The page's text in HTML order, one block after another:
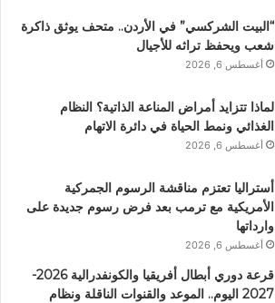
“البيت الشركسي” في الأردن.. متحف يوثق ذاكرة
شعب ويحفظ تراثه للأجيال
أغسطس 6, 2026
لماذا تتزايد أمراض المناعة الذاتية؟ النظام
الغذائي ونمط الحياة في دائرة الاتهام
أغسطس 6, 2026
أستراليا تعتزم مناقشة الرسوم الجمركية
الأمريكية مع ترمب بعد فرض رسوم جديدة على
وارداتها
أغسطس 6, 2026
قرعة دوري أبطال أفريقيا والكونفدرالية 2026-
2027 اليوم.. الموعد والقنوات الناقلة ونظام